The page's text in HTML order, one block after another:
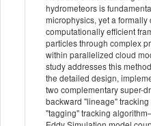
hydrometeors is
microphysics, yet a formally
computationally efficient
particles through complex
within parallelized cloud
study addresses this
the detailed design,
two complementary super-
backward "lineage"
"tagging" tracking